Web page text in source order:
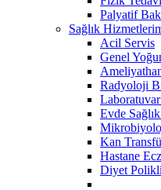
Palyatif
Sağlık
Acil Servis
Genel
Radyoloji
Evde
Kan
Hastane
Diyet